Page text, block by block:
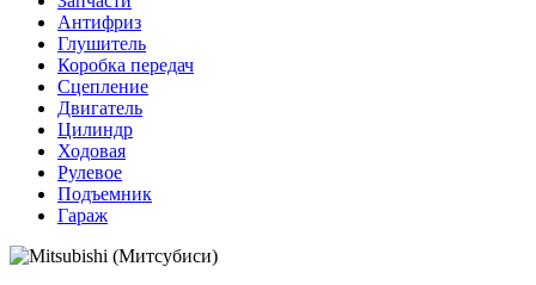
Антифриз
Глушитель
Коробка передач
Сцепление
Двигатель
Цилиндр
Ходовая
Рулевое
Подъемник
Гараж